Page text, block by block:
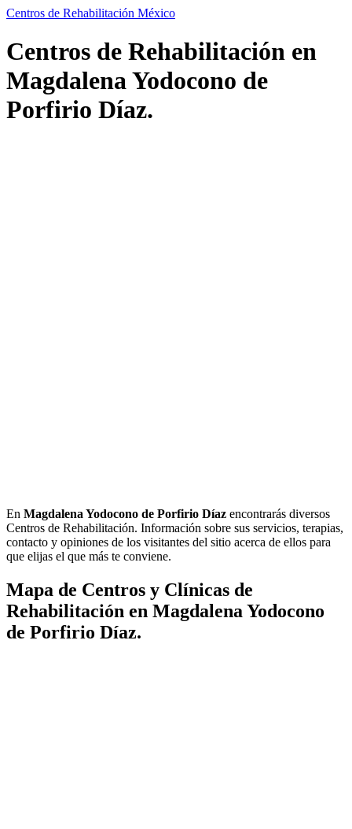
Centros de Rehabilitación México
Centros de Rehabilitación en
Magdalena Yodocono de
Porfirio Díaz.
En Magdalena Yodocono de Porfirio Díaz encontrarás diversos
Centros de Rehabilitación. Información sobre sus servicios, terapias,
contacto y opiniones de los visitantes del sitio acerca de ellos para
que elijas el que más te conviene.
Mapa de Centros y Clínicas de
Rehabilitación en Magdalena Yodocono
de Porfirio Díaz.